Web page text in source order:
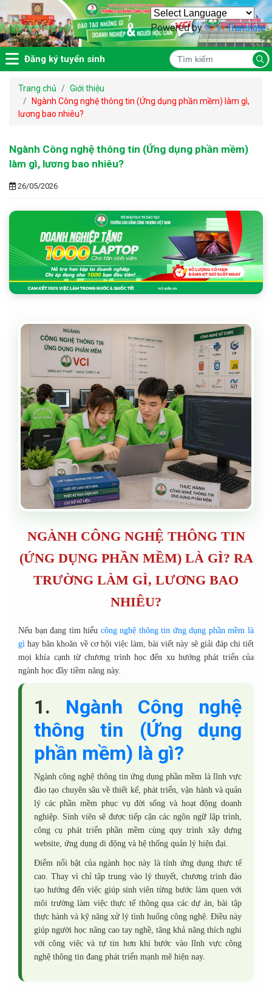
Powered by Translate
Đăng ký tuyển sinh
Trang chủ
Giới thiệu
Ngành Công nghệ thông tin (Ứng dụng phần mềm) làm gì,
lương bao nhiêu?
Ngành Công nghệ thông tin (Ứng dụng phần mềm)
làm gì, lương bao nhiêu?
26/05/2026
NGÀNH CÔNG NGHỆ THÔNG TIN
(ỨNG DỤNG PHẦN MỀM) LÀ GÌ? RA
TRƯỜNG LÀM GÌ, LƯƠNG BAO
NHIÊU?
Nếu bạn đang tìm hiểu công nghệ thông tin ứng dụng phần mềm là
gì hay băn khoăn về cơ hội việc làm, bài viết này sẽ giải đáp chi tiết
mọi khía cạnh từ chương trình học đến xu hướng phát triển của
ngành học đầy tiềm năng này.
1. Ngành Công nghệ
thông tin (Ứng dụng
phần mềm) là gì?
Ngành công nghệ thông tin ứng dụng phần mềm là lĩnh vực
đào tạo chuyên sâu về thiết kế, phát triển, vận hành và quản
lý các phần mềm phục vụ đời sống và hoạt động doanh
nghiệp. Sinh viên sẽ được tiếp cận các ngôn ngữ lập trình,
công cụ phát triển phần mềm cùng quy trình xây dựng
website, ứng dụng di động và hệ thống quản lý hiện đại.
Điểm nổi bật của ngành học này là tính ứng dụng thực tế
cao. Thay vì chỉ tập trung vào lý thuyết, chương trình đào
tạo hướng đến việc giúp sinh viên từng bước làm quen với
môi trường làm việc thực tế thông qua các dự án, bài tập
thực hành và kỹ năng xử lý tình huống công nghệ. Điều này
giúp người học nâng cao tay nghề, tăng khả năng thích nghi
với công việc và tự tin hơn khi bước vào lĩnh vực công
nghệ thông tin đang phát triển mạnh mẽ hiện nay.